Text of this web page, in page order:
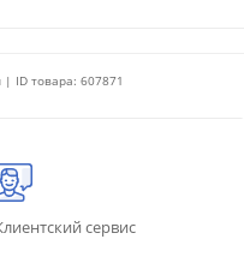
ID товара: 607871
сервис